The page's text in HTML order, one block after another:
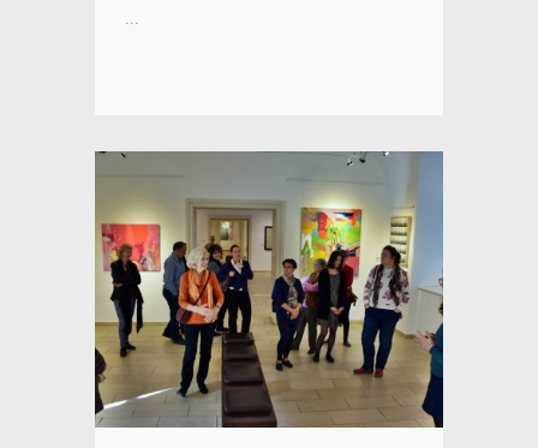
...